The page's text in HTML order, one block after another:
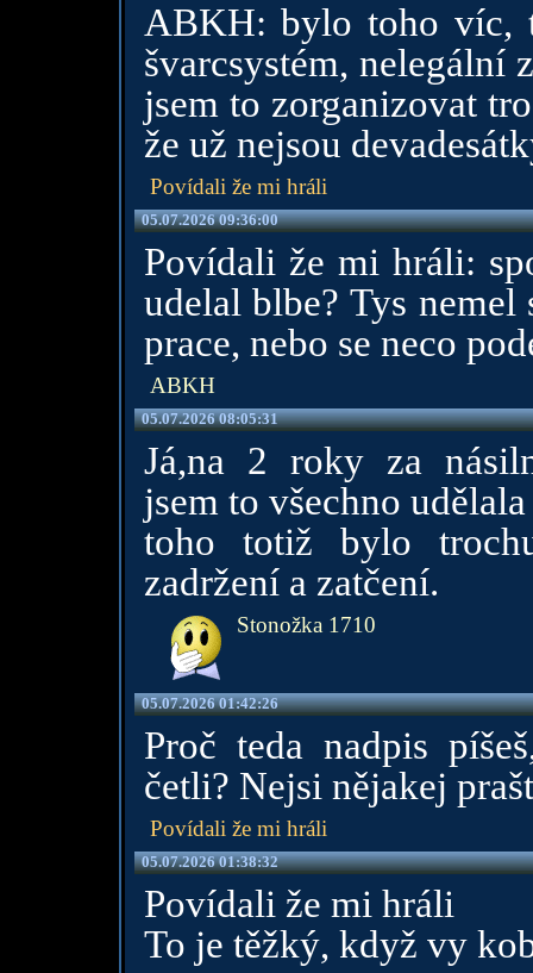
ABKH: bylo toho víc,
švarcsystém, nelegální
jsem to zorganizovat
že už nejsou
Povídali že mi hráli
05.07.2026 09:36:00
Povídali že mi hráli:
udelal blbe? Tys
prace, nebo se neco
ABKH
05.07.2026 08:05:31
Já,na 2 roky za
jsem to všechno
toho totiž bylo
zadržení a zatčení.
Stonožka 1710
05.07.2026 01:42:26
Proč teda nadpis
četli? Nejsi nějakej
Povídali že mi hráli
05.07.2026 01:38:32
Povídali že mi hráli
To je těžký, když vy